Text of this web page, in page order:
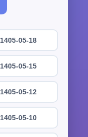
1405-05-18
1405-05-15
1405-05-12
1405-05-10